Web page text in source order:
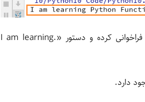
دستور ()print func1 تابع «:()def func1» را فراخوانی کرده و دستور «.I am learning
دارد.